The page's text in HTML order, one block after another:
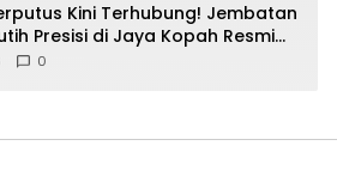
Kini Terhubung! Jembatan
Presisi di Jaya Kopah Resmi
Buktikan Pembangunan Tak
0